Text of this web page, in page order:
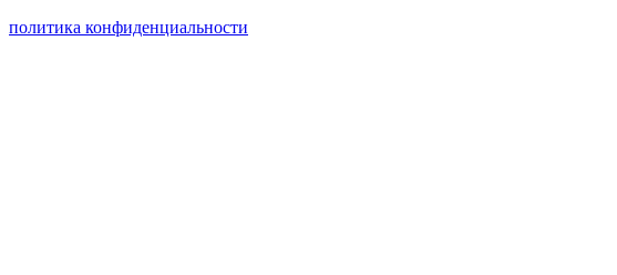
политика конфиденциальности